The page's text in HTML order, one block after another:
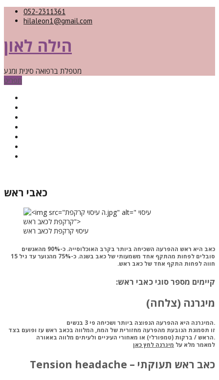
052-2311361
hilaleon1@gmail.com
הילה לאון
מטפלת ברפואה סינית ומגע
תפריט
כאבי ראש
עיסוי קרקפת לכאב ראש
כאב היא ראש ההפרעה השכיחה ביותר בקרב האוכלוסייה. כ-90% מהאנשים
סובלים לפחות מהתקף אחד משמעותי של כאב בשנה. כ-‏‏‏‏‏‏75% מהנוער עד גיל 15
חווה לפחות התקף אחד של כאב ראש.‏
קיימים מספר סוגי כאבי ראש:‏
מיגרנה (צלחה)‏
המיגרנה היא ההפרעה הנפוצה ביותר ושכיחה פי 3 בנשים.
זו תסמונת הנובעת מהפרעה מחזורית של המח, המלווה בכאב ראש עז ופועם בצד
הראש / ברקות (טמפורלי) או מאחורי העיניים ולעיתים מלווה באאורה.
למאמר מלא על מיגרנה לחץ כאן
Tension headache – כאב ראש תעוקתי